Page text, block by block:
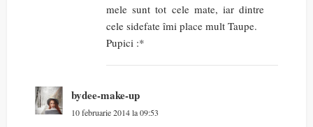
mele sunt tot cele mate, iar dintre
cele sidefate îmi place mult Taupe.
Pupici :*
bydee-make-up
10 februarie 2014 la 09:53